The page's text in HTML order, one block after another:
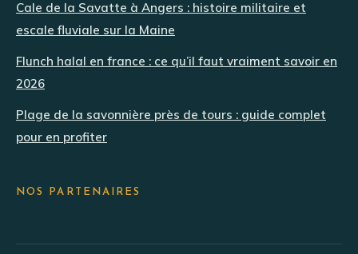
Cale de la Savatte à Angers : histoire militaire et
escale fluviale sur la Maine
Flunch halal en france : ce qu’il faut vraiment savoir en
2026
Plage de la savonnière près de tours : guide complet
pour en profiter
NOS PARTENAIRES